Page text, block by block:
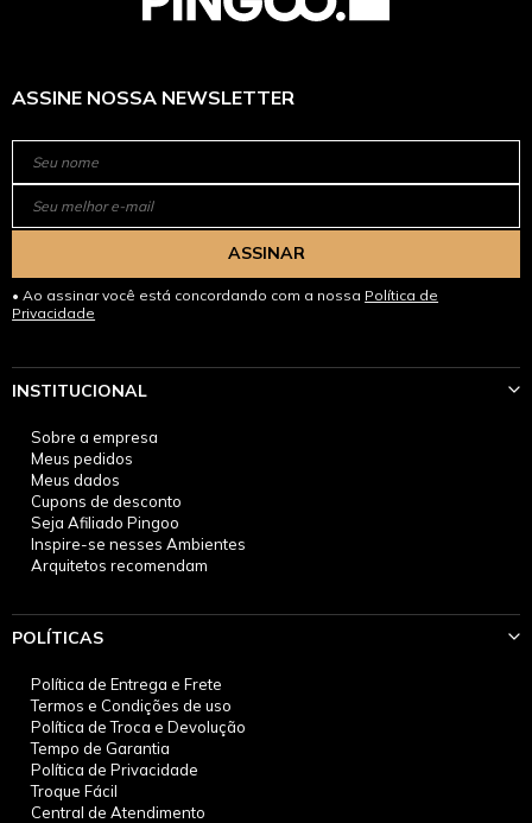
ASSINE NOSSA NEWSLETTER
ASSINAR
Ao assinar você está concordando com a nossa Política de
Privacidade
INSTITUCIONAL
Sobre a empresa
Meus pedidos
Meus dados
Cupons de desconto
Seja Afiliado Pingoo
Inspire-se nesses Ambientes
Arquitetos recomendam
POLÍTICAS
Política de Entrega e Frete
Termos e Condições de uso
Política de Troca e Devolução
Tempo de Garantia
Política de Privacidade
Troque Fácil
Central de Atendimento